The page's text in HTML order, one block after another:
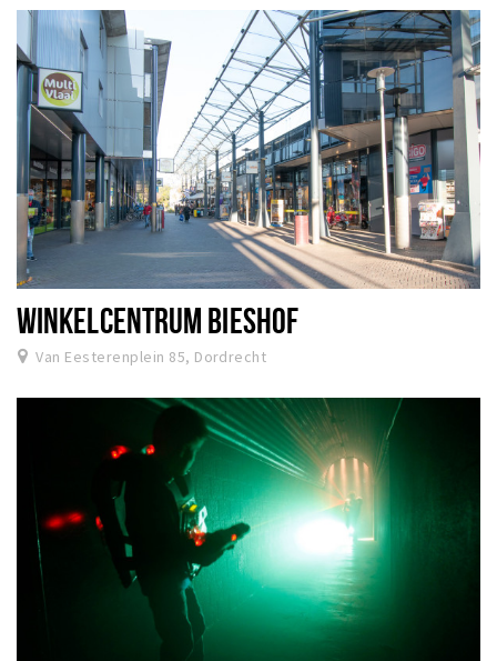
WINKELCENTRUM BIESHOF
Van Eesterenplein 85, Dordrecht